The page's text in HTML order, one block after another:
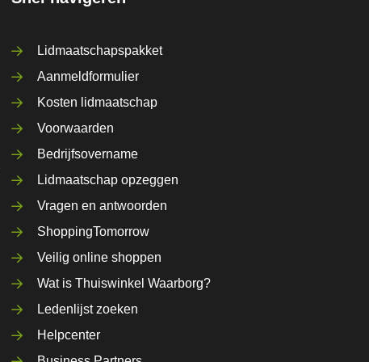
Lidmaatschapspakket
Aanmeldformulier
Kosten lidmaatschap
Voorwaarden
Bedrijfsovername
Lidmaatschap opzeggen
Vragen en antwoorden
ShoppingTomorrow
Veilig online shoppen
Wat is Thuiswinkel Waarborg?
Ledenlijst zoeken
Helpcenter